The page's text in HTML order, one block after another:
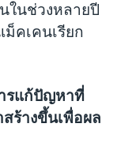
ในช่วงหลายปี
คเคนเรียก
รแก้ปัญหาที่
ร้างขึ้นเพื่อผล